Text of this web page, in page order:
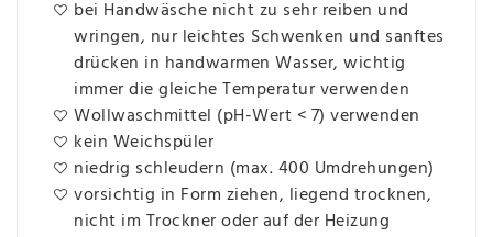
bei Handwäsche nicht zu sehr reiben und
wringen, nur leichtes Schwenken und sanftes
drücken in handwarmen Wasser, wichtig
immer die gleiche Temperatur verwenden
Wollwaschmittel (pH-Wert < 7) verwenden
kein Weichspüler
niedrig schleudern (max. 400 Umdrehungen)
vorsichtig in Form ziehen, liegend trocknen,
nicht im Trockner oder auf der Heizung